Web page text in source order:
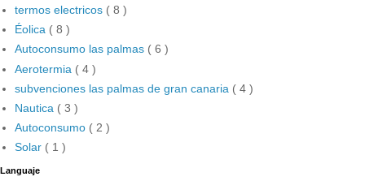
termos electricos ( 8 )
Éolica ( 8 )
Autoconsumo las palmas ( 6 )
Aerotermia ( 4 )
subvenciones las palmas de gran canaria ( 4 )
Nautica ( 3 )
Autoconsumo ( 2 )
Solar ( 1 )
Languaje